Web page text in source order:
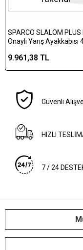
SPARCO SLALOM PLUS
Onaylı Yarış Ayakkabısı
9.961,38 TL
Güvenli
HIZLI
7 / 24